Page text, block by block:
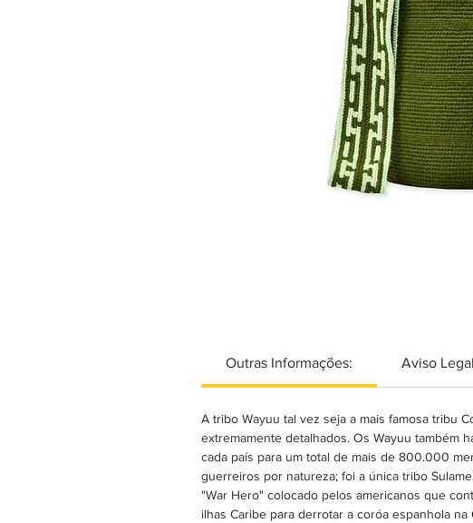
Outras Informações: Aviso
A tribo Wayuu tal vez seja a mais famosa tribu
extremamente detalhados. Os Wayuu também
cada país para um total de mais de 800.000
guerreiros por natureza; foi a única tribo
"War Hero" colocado pelos americanos que
ilhas Caribe para derrotar a coróa espanhola na